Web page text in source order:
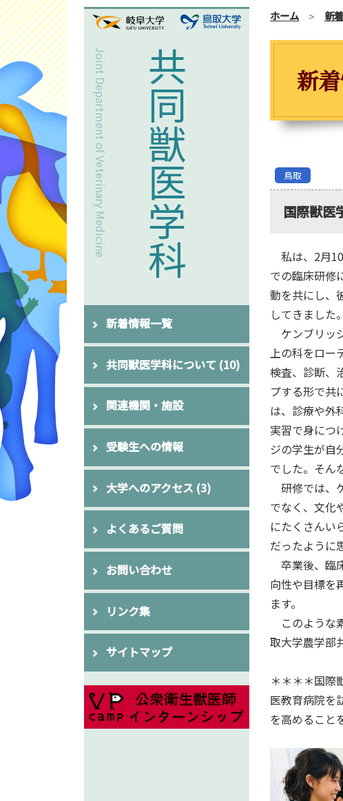
共同獣医学科
Joint Department of Veterinary Medicine
新着情報一覧
共同獣医学科について (10)
関連機関・施設
受験生への情報
大学へのアクセス (3)
よくあるご質問
お問い合わせ
リンク集
サイトマップ
ホーム 新
新
鳥取
国際獣医
私は、2月
での臨床研修
動を共にし、
してきました。
ケンブリッ
上の科をロー
検査、診断、
プする形で共
は、診療や外
実習で身につ
ジの学生が自
でした。そん
研修では、
でなく、文化
にたくさんい
だったように
卒業後、臨
向性や目標を
ます。
このような
取大学農学部
＊＊＊＊国際
医教育病院を
を高めること